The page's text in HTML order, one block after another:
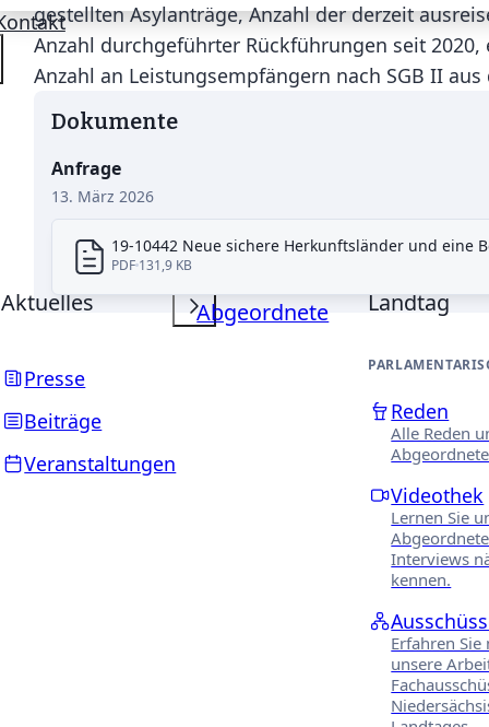
Aktuelles
Presse
Beiträge
Veranstaltungen
Abgeordnete Landtag
Reden
Alle Reden
Videothek
Lernen Sie
Interviews
kennen.
Erfahren Sie
unsere
gestellten Asylanträge, Anzahl der derzeit
Anzahl durchgeführter Rückführungen seit
Anzahl an Leistungsempfängern nach SGB II
Dokumente
Anfrage
13. März 2026
19-10442 Neue sichere Herkunftsländer und eine
PDF 131,9 KB